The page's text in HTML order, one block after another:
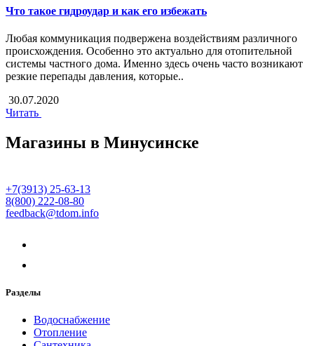
Что такое гидроудар и как его избежать
Любая коммуникация подвержена воздействиям различного
происхождения. Особенно это актуально для отопительной
системы частного дома. Именно здесь очень часто возникают
резкие перепады давления, которые..
30.07.2020
Читать
Магазины в Минусинске
+7(3913) 25-63-13
8(800) 222-08-80
feedback@tdom.info
Разделы
Водоснабжение
Отопление